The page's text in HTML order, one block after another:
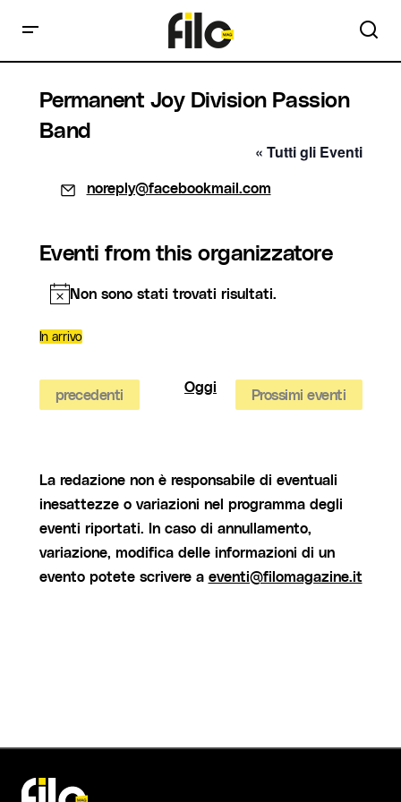
Permanent Joy Division Passion
Band
« Tutti gli Eventi
Email
noreply@facebookmail.com
Eventi from this organizzatore
Notice
Non sono stati trovati risultati.
In arrivo
data.Eventi
precedenti Oggi Prossimi eventi
La redazione non è responsabile di eventuali
inesattezze o variazioni nel programma degli
eventi riportati. In caso di annullamento,
variazione, modifica delle informazioni di un
evento potete scrivere a eventi@filomagazine.it